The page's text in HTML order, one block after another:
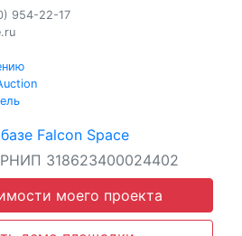
954-22-17
Falcon Space
318623400024402
моего проекта